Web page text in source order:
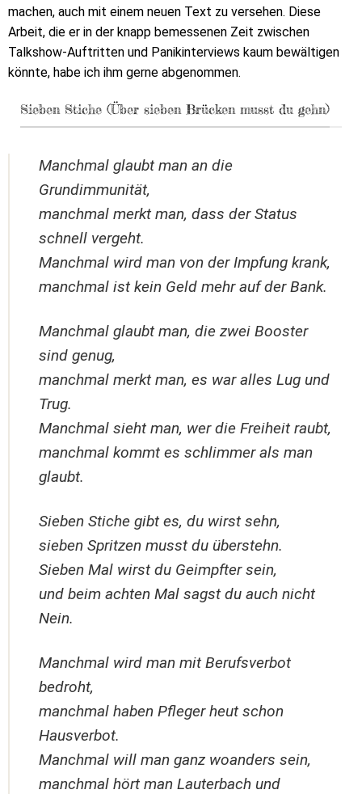
machen, auch mit einem neuen Text zu versehen. Diese
Arbeit, die er in der knapp bemessenen Zeit zwischen
Talkshow-Auftritten und Panikinterviews kaum bewältigen
könnte, habe ich ihm gerne abgenommen.
Sieben Stiche (Über sieben Brücken musst du gehn)
Manchmal glaubt man an die
Grundimmunität,
manchmal merkt man, dass der Status
schnell vergeht.
Manchmal wird man von der Impfung krank,
manchmal ist kein Geld mehr auf der Bank.
Manchmal glaubt man, die zwei Booster
sind genug,
manchmal merkt man, es war alles Lug und
Trug.
Manchmal sieht man, wer die Freiheit raubt,
manchmal kommt es schlimmer als man
glaubt.
Sieben Stiche gibt es, du wirst sehn,
sieben Spritzen musst du überstehn.
Sieben Mal wirst du Geimpfter sein,
und beim achten Mal sagst du auch nicht
Nein.
Manchmal wird man mit Berufsverbot
bedroht,
manchmal haben Pfleger heut schon
Hausverbot.
Manchmal will man ganz woanders sein,
manchmal hört man Lauterbach und